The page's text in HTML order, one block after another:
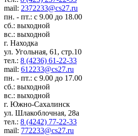
mail: 2372233@cs27.ru
пн. - пт.: с 9.00 до 18.00
сб.: выходной
вс.: выходной
г. Находка
ул. Угольная, 61, стр.10
тел.: 8 (4236) 61-22-33
mail: 612233@cs27.ru
пн. - пт.: с 9.00 до 17.00
сб.: выходной
вс.: выходной
г. Южно-Сахалинск
ул. Шлакоблочная, 28а
тел.: 8 (4242) 77-22-33
mail: 772233@cs27.ru